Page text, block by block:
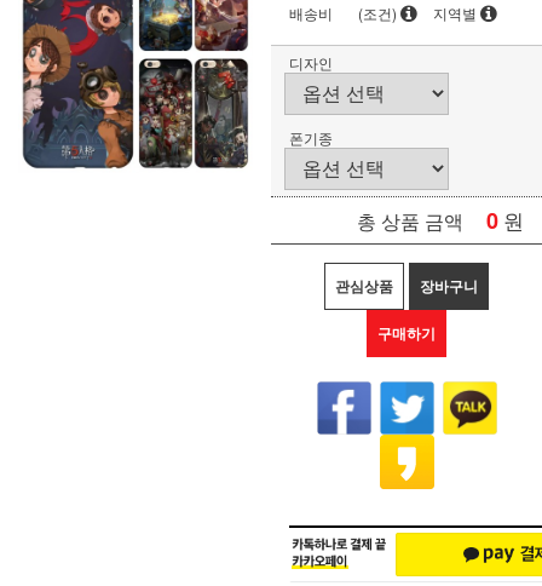
배송비
(조건) 지역별
디자인
폰기종
총 상품 금액 0 원
관심상품 장바구니
구매하기